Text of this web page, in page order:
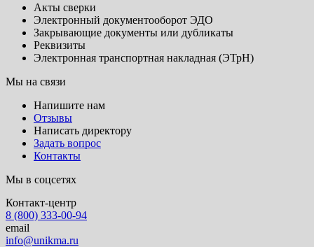
Акты сверки
Электронный документооборот ЭДО
Закрывающие документы или дубликаты
Реквизиты
Электронная транспортная накладная (ЭТрН)
Мы на связи
Напишите нам
Отзывы
Написать директору
Задать вопрос
Контакты
Мы в соцсетях
Контакт-центр
8 (800) 333-00-94
email
info@unikma.ru